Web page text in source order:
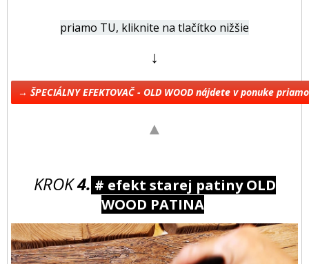
priamo TU, kliknite na tlačítko nižšie
↓
→ ŠPECIÁLNY EFEKTOVAČ - OLD WOOD nájdete v ponuke
▲
KROK4. # efekt starej patiny OLD
WOOD PATINA